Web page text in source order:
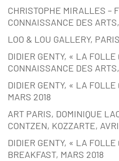
CHRISTOPHE MIRALLES –
CONNAISSANCE DES
LOO & LOU GALLERY,
DIDIER GENTY, « LA FOLLE
CONNAISSANCE DES
DIDIER GENTY, « LA FOLLE
MARS 2018
ART PARIS, DOMINIQUE
CONTZEN, KOZZARTE,
DIDIER GENTY, « LA FOLLE
BREAKFAST, MARS 2018